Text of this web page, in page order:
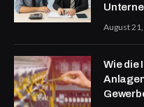
August
Wie die